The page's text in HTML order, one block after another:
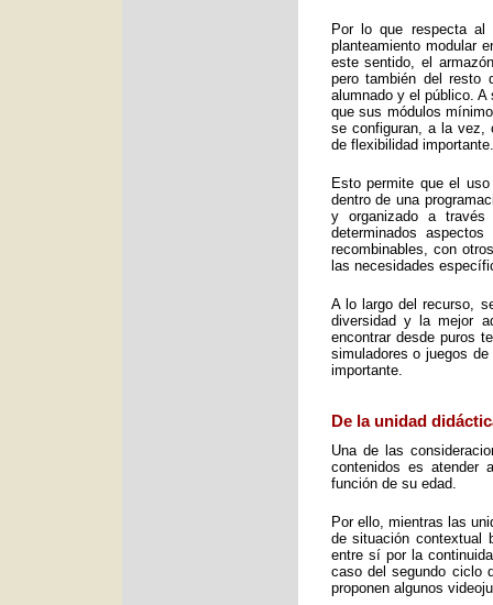
Por lo que respecta al
planteamiento modular
este sentido, el
pero también del resto
alumnado y el público.
que sus módulos
se configuran, a la vez,
de flexibilidad importante.
Esto permite que el
dentro de una
y organizado a
determinados
recombinables, con
las necesidades
A lo largo del recurso,
diversidad y la mejor
encontrar desde puros
simuladores o juegos
importante.
De la unidad
Una de las
contenidos es atender
función de su edad.
Por ello, mientras las
de situación contextual
entre sí por la
caso del segundo ciclo
proponen algunos